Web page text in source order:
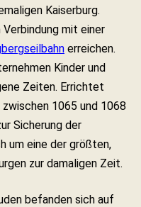
Kaiserburg.
mit einer
erreichen.
Kinder und
Zeiten. Errichtet
1065 und 1068
Sicherung der
um eine der größten,
zur damaligen Zeit.
befanden sich auf